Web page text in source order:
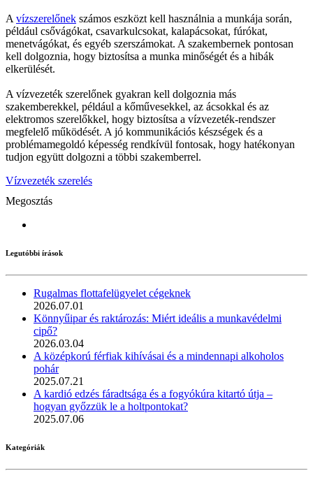
A vízszerelőnek számos eszközt kell használnia a munkája során,
például csővágókat, csavarkulcsokat, kalapácsokat, fúrókat,
menetvágókat, és egyéb szerszámokat. A szakembernek pontosan
kell dolgoznia, hogy biztosítsa a munka minőségét és a hibák
elkerülését.
A vízvezeték szerelőnek gyakran kell dolgoznia más
szakemberekkel, például a kőművesekkel, az ácsokkal és az
elektromos szerelőkkel, hogy biztosítsa a vízvezeték-rendszer
megfelelő működését. A jó kommunikációs készségek és a
problémamegoldó képesség rendkívül fontosak, hogy hatékonyan
tudjon együtt dolgozni a többi szakemberrel.
Vízvezeték szerelés
Megosztás
Legutóbbi írások
Rugalmas flottafelügyelet cégeknek
2026.07.01
Könnyűipar és raktározás: Miért ideális a munkavédelmi
cipő?
2026.03.04
A középkorú férfiak kihívásai és a mindennapi alkoholos
pohár
2025.07.21
A kardió edzés fáradtsága és a fogyókúra kitartó útja –
hogyan győzzük le a holtpontokat?
2025.07.06
Kategóriák